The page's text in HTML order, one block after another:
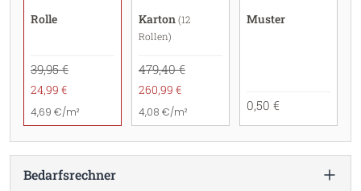
Rolle
39,95 €
24,99 €
4,69 €/m²
Karton (12
Rollen)
479,40 €
260,99 €
4,08 €/m²
Muster
0,50 €
Bedarfsrechner